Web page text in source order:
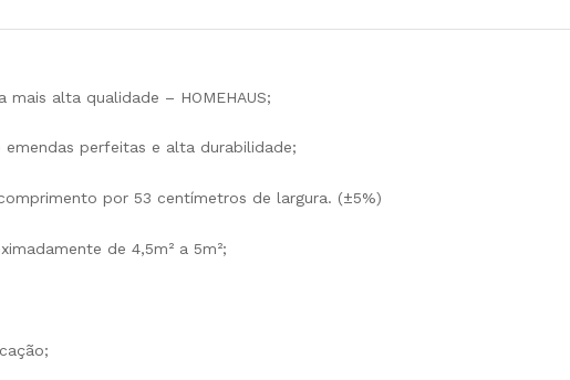
alta qualidade – HOMEHAUS;
perfeitas e alta durabilidade;
por 53 centímetros de largura. (±5%)
de 4,5m² a 5m²;